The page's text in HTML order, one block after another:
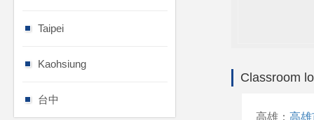
Taipei
Kaohsiung
台中
Classroom
高雄： 高